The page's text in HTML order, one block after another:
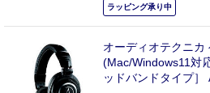
ラッピング承り中
オーディオテクニ
(Mac/Windows11対
ッドバンドタイプ